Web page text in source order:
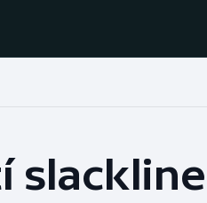
Baseball a softbal